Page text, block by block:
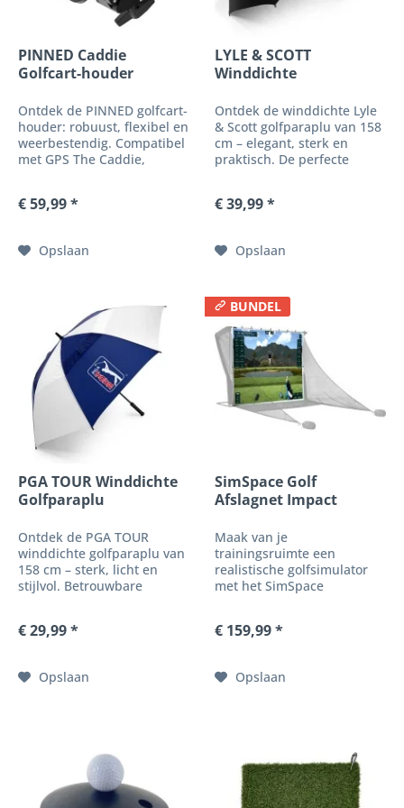
PINNED Caddie
Golfcart-houder
Ontdek de PINNED golfcart-
houder: robuust, flexibel en
weerbestendig. Compatibel
met GPS The Caddie,
€ 59,99 *
Opslaan
LYLE & SCOTT
Winddichte
Ontdek de winddichte Lyle
& Scott golfparaplu van 158
cm – elegant, sterk en
praktisch. De perfecte
golfers.
€ 39,99 *
Opslaan
PGA TOUR Winddichte
Golfparaplu
Ontdek de PGA TOUR
winddichte golfparaplu van
158 cm – sterk, licht en
stijlvol. Betrouwbare
golfers.
€ 29,99 *
Opslaan
BUNDEL
SimSpace Golf
Afslagnet Impact
Maak van je
trainingsruimte een
realistische golfsimulator
met het SimSpace
€ 159,99 *
Opslaan